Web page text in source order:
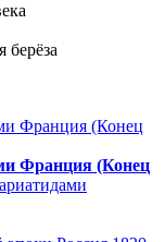
берёза
Франция (Конец